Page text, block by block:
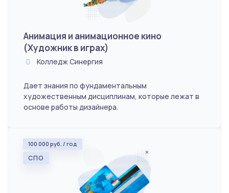
Анимация и анимационное кино
(Художник в играх)
Колледж Синергия
Дает знания по фундаментальным
художественным дисциплинам, которые лежат в
основе работы дизайнера.
100 000 руб. / год
СПО